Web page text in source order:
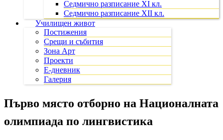
Седмично разписание XI кл.
Седмично разписание XII кл.
Училищен живот
Постижения
Срещи и събития
Зона Арт
Проекти
Е-дневник
Галерия
Първо място отборно на Националната
олимпиада по лингвистика